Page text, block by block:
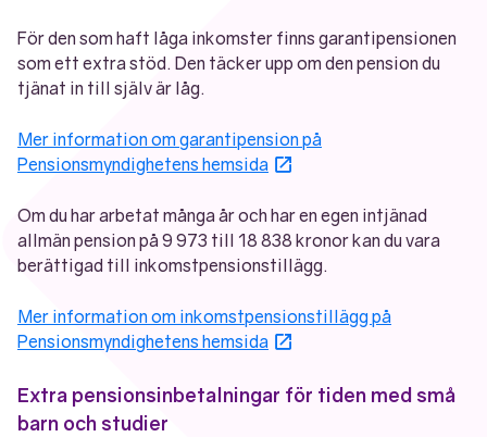
För den som haft låga inkomster finns garantipensionen
som ett extra stöd. Den täcker upp om den pension du
tjänat in till själv är låg.
Mer information om garantipension på
Pensionsmyndighetens hemsida
Om du har arbetat många år och har en egen intjänad
allmän pension på 9 973 till 18 838 kronor kan du vara
berättigad till inkomstpensionstillägg.
Mer information om inkomstpensionstillägg på
Pensionsmyndighetens hemsida
Extra pensionsinbetalningar för tiden med små
barn och studier